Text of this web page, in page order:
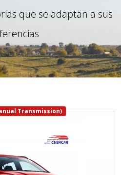
que se adaptan a sus
Transmission)